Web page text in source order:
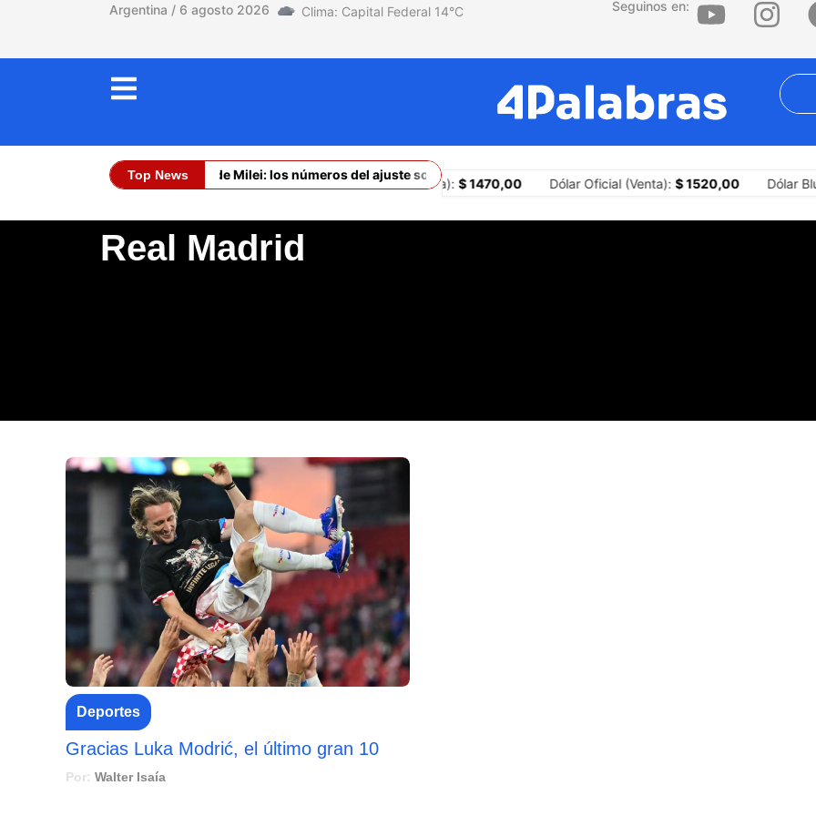
Argentina / 6 agosto 2026 14°C Seguinos en:
Top News
La asfixia de Milei: los números del ajuste sobre los territorios ¿Por qué la agresión es una estrategia
Dólar Oficial (Compra):$ 1470,00 Dólar Oficial (Venta):$ 1520,00 Dólar
Real Madrid
Deportes
Gracias Luka Modrić, el último gran 10
Por: Walter Isaía